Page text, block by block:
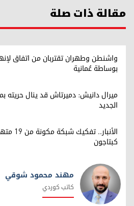
مقالة ذات صلة
واشنطن وطهران تقتربان من اتفاق
بوساطة عُمانية
ميرال دانيش: دميرتاش قد ينال حريته
الجديد
كبتاجون
مهند محمود شوقي
كاتب كوردي